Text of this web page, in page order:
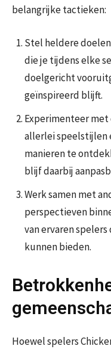
belangrijke tactieken:
Stel heldere
die je tijdens elke
doelgericht
geïnspireerd blijft.
Experimenteer
allerlei speelstijlen
manieren te
blijf daarbij
Werk samen met
perspectieven
van ervaren
kunnen bieden.
Hoewel spelers